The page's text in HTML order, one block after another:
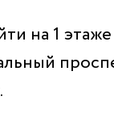
на 1